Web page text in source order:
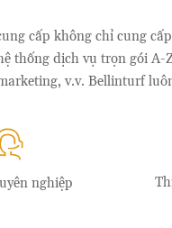
cấp không chỉ cung
thống dịch vụ trọn gói
v.v. Bellinturf
nghiệp